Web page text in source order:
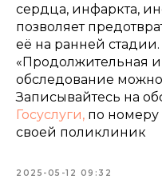
сердца, инфаркта,
позволяет
её на ранней
«Продолжительная
обследование
Записывайтесь на
Госуслуги, по номеру
своей поликлиник
2025-05-12 09:32